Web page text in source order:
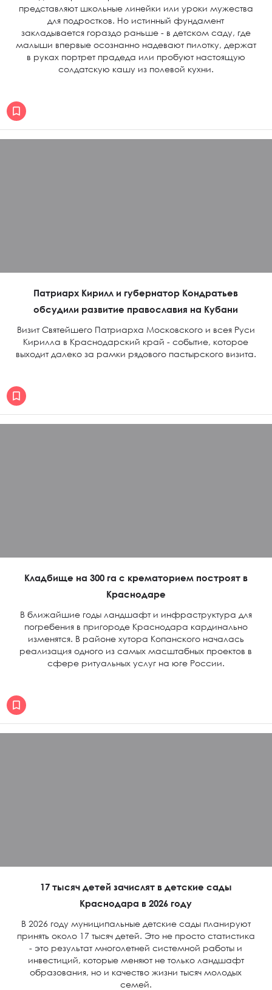
представляют школьные линейки или уроки мужества
для подростков. Но истинный фундамент
закладывается гораздо раньше - в детском саду, где
малыши впервые осознанно надевают пилотку, держат
в руках портрет прадеда или пробуют настоящую
солдатскую кашу из полевой кухни.
Патриарх Кирилл и губернатор Кондратьев
обсудили развитие православия на Кубани
Визит Святейшего Патриарха Московского и всея Руси
Кирилла в Краснодарский край - событие, которое
выходит далеко за рамки рядового пастырского визита.
Кладбище на 300 га с крематорием построят в
Краснодаре
В ближайшие годы ландшафт и инфраструктура для
погребения в пригороде Краснодара кардинально
изменятся. В районе хутора Копанского началась
реализация одного из самых масштабных проектов в
сфере ритуальных услуг на юге России.
17 тысяч детей зачислят в детские сады
Краснодара в 2026 году
В 2026 году муниципальные детские сады планируют
принять около 17 тысяч детей. Это не просто статистика
- это результат многолетней системной работы и
инвестиций, которые меняют не только ландшафт
образования, но и качество жизни тысяч молодых
семей.